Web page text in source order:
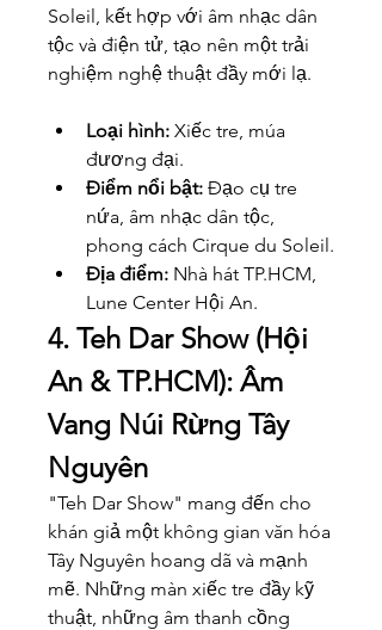
Soleil, kết hợp với âm nhạc dân
tộc và điện tử, tạo nên một trải
nghiệm nghệ thuật đầy mới lạ.
Loại hình: Xiếc tre, múa
đương đại.
Điểm nổi bật: Đạo cụ tre
nứa, âm nhạc dân tộc,
phong cách Cirque du Soleil.
Địa điểm: Nhà hát TP.HCM,
Lune Center Hội An.
4. Teh Dar Show (Hội
An & TP.HCM): Âm
Vang Núi Rừng Tây
Nguyên
"Teh Dar Show" mang đến cho
khán giả một không gian văn hóa
Tây Nguyên hoang dã và mạnh
mẽ. Những màn xiếc tre đầy kỹ
thuật, những âm thanh cồng